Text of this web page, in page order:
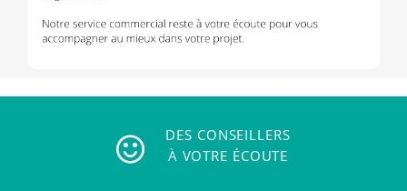
DES CONSEILLERS
À VOTRE ÉCOUTE